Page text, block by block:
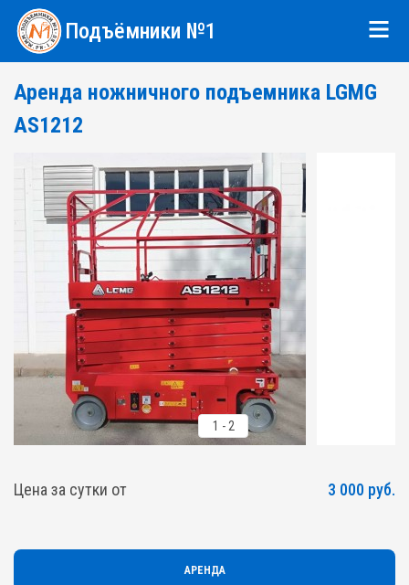
Подъёмники №1
Аренда ножничного подъемника LGMG
AS1212
1 - 2
Цена за сутки от 3 000 руб.
АРЕНДА